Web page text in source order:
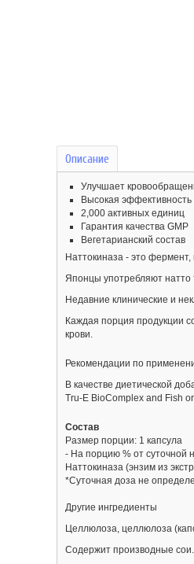
Описание
Улучшает
Высокая эффективность
2,000 активных единиц
Гарантия качества GMP
Вегетарианский состав
Наттокиназа - это
Японцы употребляют натто
Недавние клинические и
Каждая порция продукции
крови.
Рекомендации по
В качестве диетической
Tru-E BioComplex and Fish
Состав
Размер порции: 1 капсула
- На порцию % от суточной
Наттокиназа (энзим из
*Суточная доза не
Другие ингредиенты
Целлюлоза, целлюлоза
Содержит производные